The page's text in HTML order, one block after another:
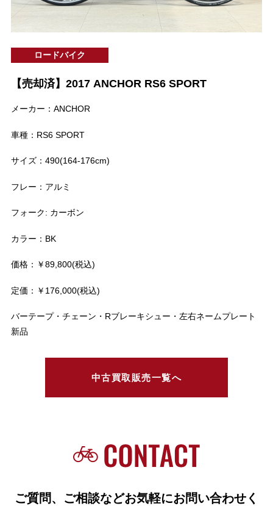
ロードバイク
【売却済】2017 ANCHOR RS6 SPORT
メーカー：ANCHOR
車種：RS6 SPORT
サイズ：490(164-176cm)
フレー：アルミ
フォーク: カーボン
カラー：BK
価格：￥89,800(税込)
定価：￥176,000(税込)
バーテープ・チェーン・Rブレーキシュー・左右ネームプレート
新品
中古買取販売一覧へ
ご質問、ご相談などお気軽にお問い合わせく